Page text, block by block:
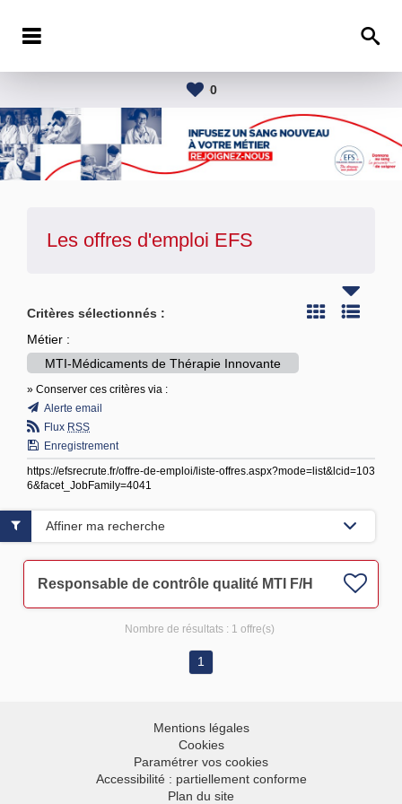
0
Les offres d'emploi EFS
Critères sélectionnés :
Métier :
MTI-Médicaments de Thérapie Innovante
» Conserver ces critères via :
Alerte email
Flux RSS
Enregistrement
https://efsrecrute.fr/offre-de-emploi/liste-offres.aspx?mode=list&lcid=103
6&facet_JobFamily=4041
Responsable de contrôle qualité MTI F/H
Affiner ma recherche
Nombre de résultats : 1 offre(s)
1
Mentions légales
Cookies
Paramétrer vos cookies
Accessibilité : partiellement conforme
Plan du site